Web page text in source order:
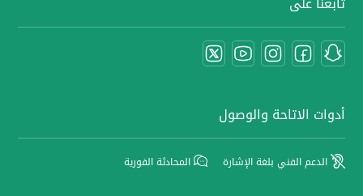
أدوات الاتاحة والوصول
الدعم الفني بلغة الإشارة المحادثة الفورية